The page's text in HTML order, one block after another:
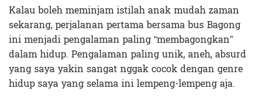
Kalau boleh meminjam istilah anak mudah zaman
sekarang, perjalanan pertama bersama bus Bagong
ini menjadi pengalaman paling “membagongkan”
dalam hidup. Pengalaman paling unik, aneh, absurd
yang saya yakin sangat nggak cocok dengan genre
hidup saya yang selama ini lempeng-lempeng aja.